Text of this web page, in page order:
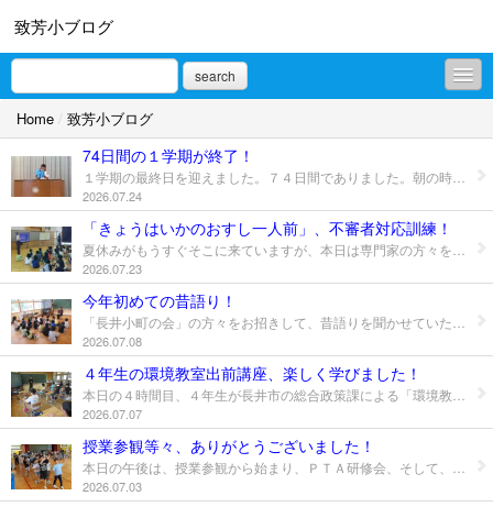
致芳小ブログ
search
致芳小ブログ
プロフィール
Home / 致芳小ブログ
74日間の１学期が終了！
2026.07.24
「きょうはいかのおすし一人前」、不審者対応訓練！
2026.07.23
今年初めての昔語り！
2026.07.08
４年生の環境教室出前講座、楽しく学びました！
2026.07.07
授業参観等々、ありがとうございました！
2026.07.03